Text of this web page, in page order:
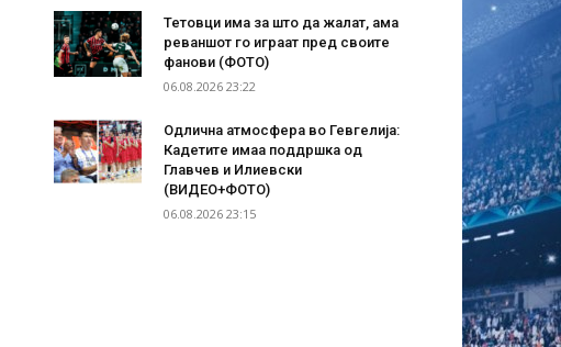
Тетовци има за што да жалат, ама
реваншот го играат пред своите
фанови (ФОТО)
06.08.2026 23:22
Одлична атмосфера во Гевгелија:
Кадетите имаа поддршка од
Главчев и Илиевски
(ВИДЕО+ФОТО)
06.08.2026 23:15